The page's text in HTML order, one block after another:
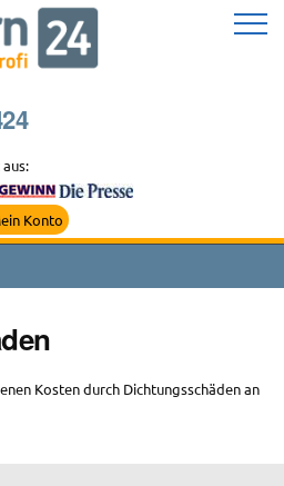
Konto
Kosten durch Dichtungsschäden an